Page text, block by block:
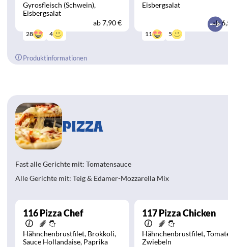
Gyrosfleisch (Schwein)
Eisbergsalat
ab7,90 €
28 4
Eisbergsalat
ab
11 5
Produktinformationen
PIZZA
Fast alle Gerichte mit: Tomatensauce
Alle Gerichte mit: Teig & Edamer-Mozzarella Mix
116Pizza Chef
Hähnchenbrustfilet Brokkoli
Sauce Hollandaise Paprika
117Pizza Chicken
Hähnchenbrustfilet
Zwiebeln